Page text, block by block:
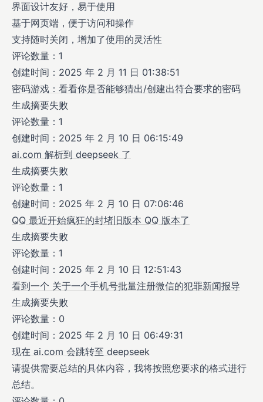
界面设计友好，易于使用
基于网页端，便于访问和操作
支持随时关闭，增加了使用的灵活性
评论数量：1
创建时间：2025 年 2 月 11 日 01:38:51
密码游戏：看看你是否能够猜出/创建出符合要求的密码
生成摘要失败
评论数量：1
创建时间：2025 年 2 月 10 日 06:15:49
ai.com 解析到 deepseek 了
生成摘要失败
评论数量：1
创建时间：2025 年 2 月 10 日 07:06:46
QQ 最近开始疯狂的封堵旧版本 QQ 版本了
生成摘要失败
评论数量：1
创建时间：2025 年 2 月 10 日 12:51:43
看到一个 关于一个手机号批量注册微信的犯罪新闻报导
生成摘要失败
评论数量：0
创建时间：2025 年 2 月 10 日 06:49:31
现在 ai.com 会跳转至 deepseek
请提供需要总结的具体内容，我将按照您要求的格式进行
总结。